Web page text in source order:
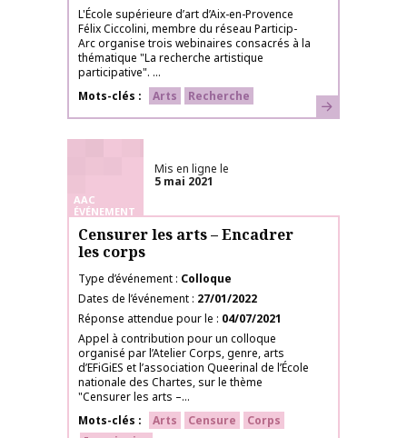
L'École supérieure d’art d’Aix-en-Provence
Félix Ciccolini, membre du réseau Particip-
Arc organise trois webinaires consacrés à la
thématique "La recherche artistique
participative". ...
Mots-clés
Arts Recherche En savoir plus
AAC
ÉVÉNEMENT
Mis en ligne le
5 mai 2021
Censurer les arts – Encadrer
les corps
Type d’événement Colloque
Dates de l’événement 27/01/2022
Réponse attendue pour le
04/07/2021
Appel à contribution pour un colloque
organisé par l’Atelier Corps, genre, arts
d’EFiGiES et l’association Queerinal de l’École
nationale des Chartes, sur le thème
"Censurer les arts –...
Mots-clés
Arts Censure
Corps